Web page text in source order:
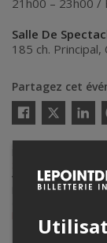
21h00 – 23h00 /
Salle De
185 ch. Principal,
Partagez cet
Twitter
vente de billets
Pour plus